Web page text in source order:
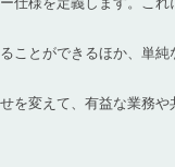
ことができるほか、単純
を変えて、有益な業務や